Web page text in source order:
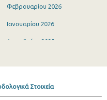
Φεβρουαρίου 2026
Ιανουαρίου 2026
Δεκεμβρίου 2025
Στοιχεία